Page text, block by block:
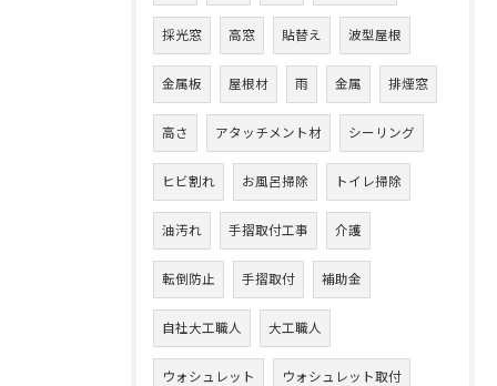
採光窓 高窓 貼替え 波型屋根
金属板 屋根材 雨 金属 排煙窓
高さ アタッチメント材 シーリング
ヒビ割れ お風呂掃除 トイレ掃除
油汚れ 手摺取付工事 介護
転倒防止 手摺取付 補助金
自社大工職人 大工職人
ウォシュレット ウォシュレット取付